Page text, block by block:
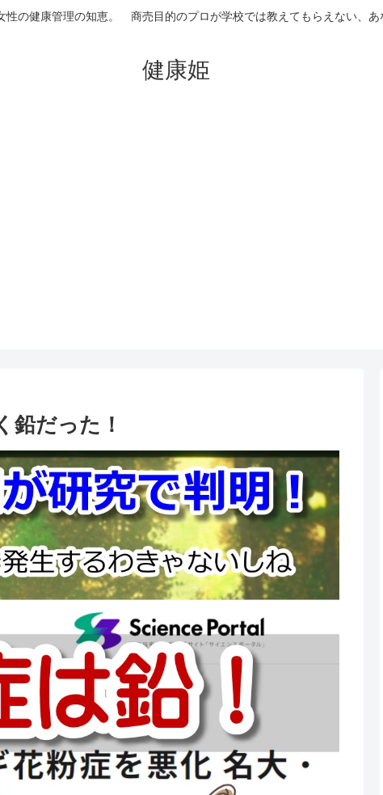
性の健康管理の知恵。 商売目的のプロが学校では教えてもらえない、あ
健康姫
鉛だった！